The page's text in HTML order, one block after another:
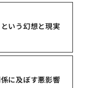
いう幻想と現実
に及ぼす悪影響